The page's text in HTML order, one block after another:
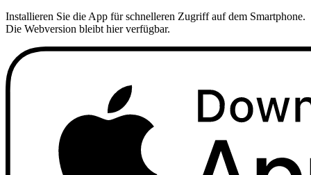
Installieren Sie die App für schnelleren Zugriff auf dem Smartphone.
Die Webversion bleibt hier verfügbar.